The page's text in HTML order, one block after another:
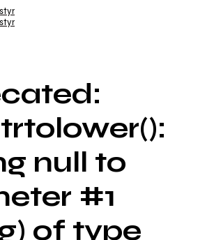
null to
#1
of type